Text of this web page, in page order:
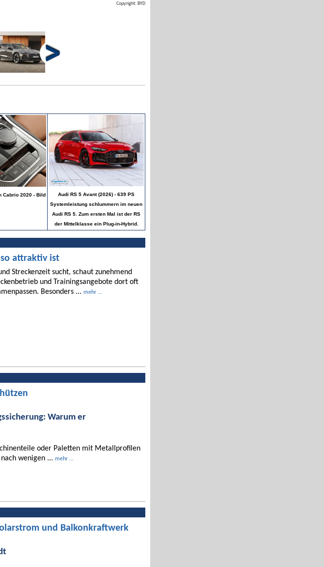
Copyright: BYD
Cabrio 2020 - Bild
Audi RS 5 Avant (2026) - 639 PS
Systemleistung schlummern im neuen
Audi RS 5. Zum ersten Mal ist der RS
der Mittelklasse ein Plug-in-Hybrid.
so attraktiv ist
Streckenzeit sucht, schaut zunehmend
und Trainingsangebote dort oft
Besonders ... mehr ...
Warum er
oder Paletten mit Metallprofilen
wenigen ... mehr ...
und Balkonkraftwerk